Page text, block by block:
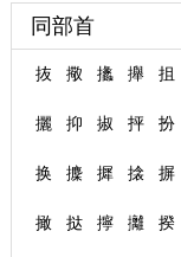
同部首
抜 擏 攭 攑 抯
攦 抑 掓 抨 扮
换 攈 摨 搇 摒
撖 挞 擰 攡 揆